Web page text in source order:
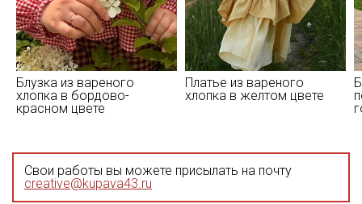
Блузка из вареного
хлопка в бордово-
красном цвете
Платье из вареного
хлопка в желтом цвете
Свои работы вы можете присылать на почту
creative@kupava43.ru